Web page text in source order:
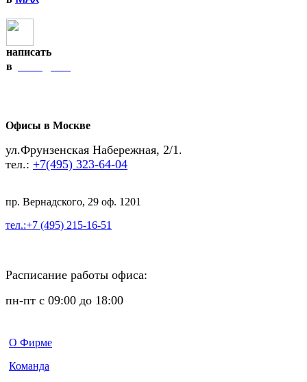
написать
в
Офисы в Москве
ул.Фрунзенская Набережная, 2/1.
тел.: +7(495) 323-64-04
пр. Вернадского, 29 оф. 1201
тел.:+7 (495) 215-16-51
Расписание работы офиса:
пн-пт с 09:00 до 18:00
О Фирме
Команда